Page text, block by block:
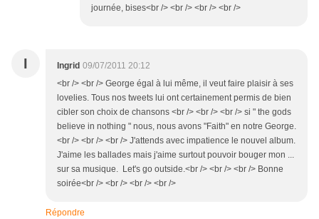
journée, bises<br /> <br /> <br /> <br />
I Ingrid 09/07/2011 20:12
<br /> <br /> George égal à lui même, il veut faire plaisir à ses
lovelies. Tous nos tweets lui ont certainement permis de bien
cibler son choix de chansons <br /> <br /> <br /> si " the gods
believe in nothing " nous, nous avons "Faith" en notre George.
<br /> <br /> <br /> J'attends avec impatience le nouvel album.
J'aime les ballades mais j'aime surtout pouvoir bouger mon ...
sur sa musique. Let's go outside.<br /> <br /> <br /> Bonne
soirée<br /> <br /> <br /> <br />
Répondre